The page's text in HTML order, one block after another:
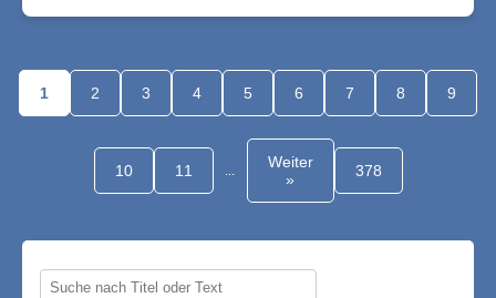
1 2 3 4 5 6 7 8 9
10 11 ...
Weiter
»
378